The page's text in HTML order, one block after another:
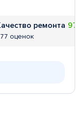
ремонта
оценок